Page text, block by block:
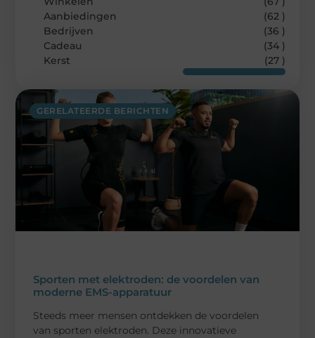
GERELATEERDE BERICHTEN
Sporten met elektroden: de voordelen van
moderne EMS-apparatuur
Steeds meer mensen ontdekken de voordelen
van sporten elektroden. Deze innovatieve
Aanbiedingen
(62 )
Bedrijven
(36 )
Cadeau
(34 )
Kerst
(27 )